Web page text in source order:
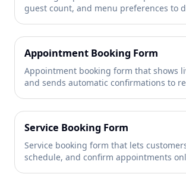
guest count, and menu preferences to
Appointment Booking Form
Appointment booking form that shows
and sends automatic confirmations to
Service Booking Form
Service booking form that lets
schedule, and confirm appointments